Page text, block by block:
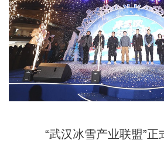
“武汉冰雪产业联盟”正